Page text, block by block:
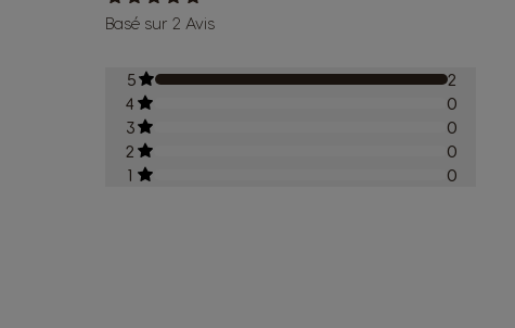
Basé sur 2 Avis
5
2
4
0
3
0
2
0
1
0